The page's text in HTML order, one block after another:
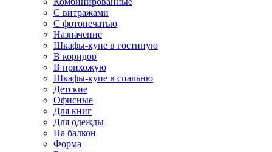
С витражами
С фотопечатью
Назначение
Шкафы-купе в гостиную
В коридор
В прихожую
Шкафы-купе в спальню
Детские
Офисные
Для книг
Для одежды
На балкон
Форма